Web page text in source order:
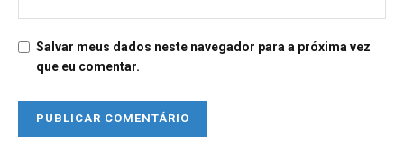
Salvar meus dados neste navegador para a próxima vez
que eu comentar.